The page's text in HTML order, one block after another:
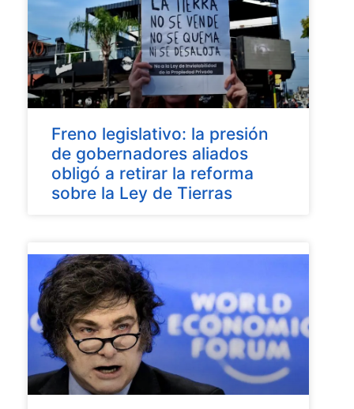
Freno legislativo: la presión
de gobernadores aliados
obligó a retirar la reforma
sobre la Ley de Tierras